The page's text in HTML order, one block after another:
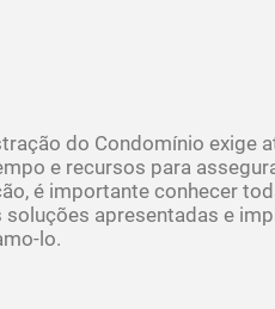
do Condomínio exige
e recursos para
é importante conhecer
soluções apresentadas e
lo.